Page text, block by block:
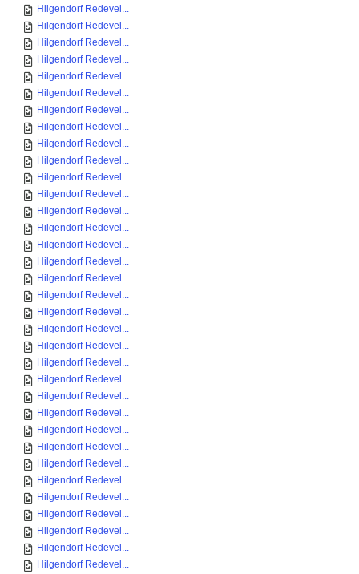
Hilgendorf Redevel...
Hilgendorf Redevel...
Hilgendorf Redevel...
Hilgendorf Redevel...
Hilgendorf Redevel...
Hilgendorf Redevel...
Hilgendorf Redevel...
Hilgendorf Redevel...
Hilgendorf Redevel...
Hilgendorf Redevel...
Hilgendorf Redevel...
Hilgendorf Redevel...
Hilgendorf Redevel...
Hilgendorf Redevel...
Hilgendorf Redevel...
Hilgendorf Redevel...
Hilgendorf Redevel...
Hilgendorf Redevel...
Hilgendorf Redevel...
Hilgendorf Redevel...
Hilgendorf Redevel...
Hilgendorf Redevel...
Hilgendorf Redevel...
Hilgendorf Redevel...
Hilgendorf Redevel...
Hilgendorf Redevel...
Hilgendorf Redevel...
Hilgendorf Redevel...
Hilgendorf Redevel...
Hilgendorf Redevel...
Hilgendorf Redevel...
Hilgendorf Redevel...
Hilgendorf Redevel...
Hilgendorf Redevel...